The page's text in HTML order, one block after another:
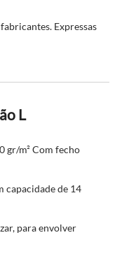
Expressas
L
gr/m² Com fecho
capacidade de 14
para envolver